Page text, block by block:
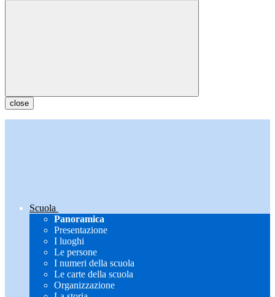
close
Scuola
Panoramica
Presentazione
I luoghi
Le persone
I numeri della scuola
Le carte della scuola
Organizzazione